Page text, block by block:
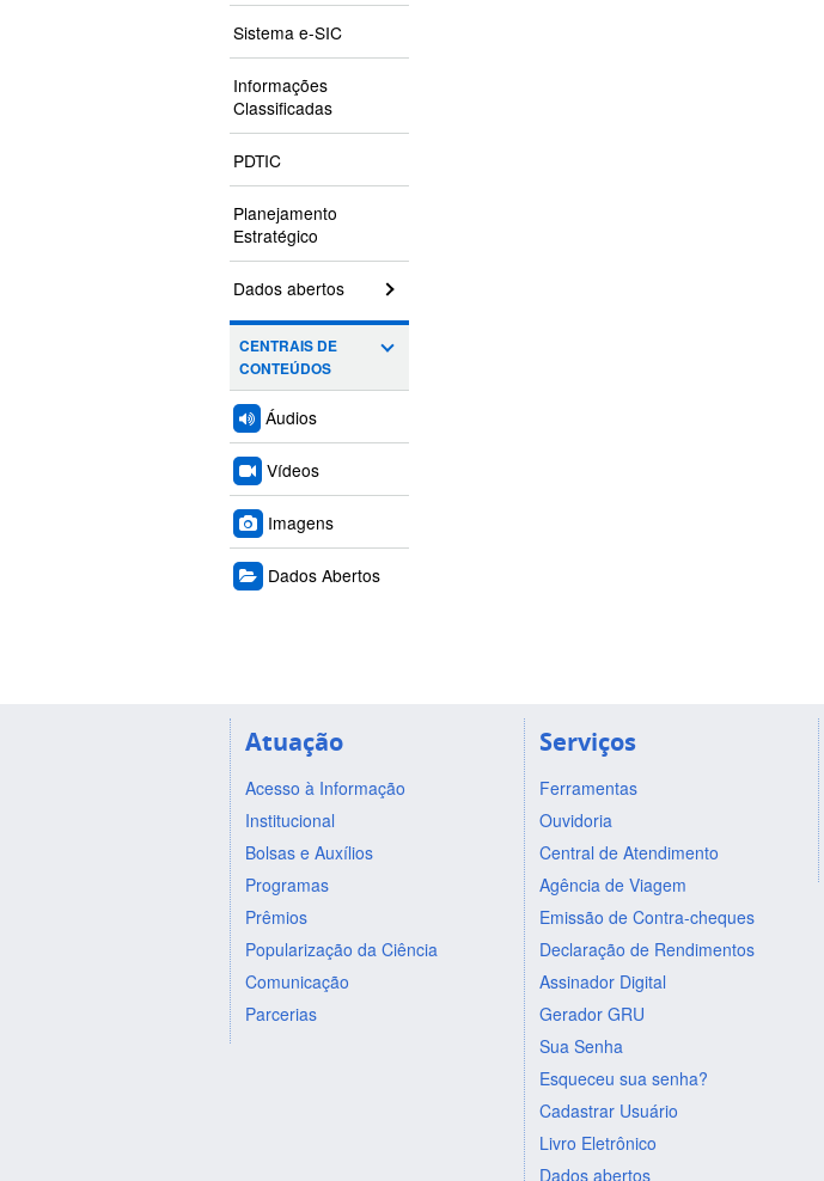
Sistema e-SIC
Informações
Classificadas
PDTIC
Planejamento
Estratégico
Dados abertos
CENTRAIS DE
CONTEÚDOS
Áudios
Vídeos
Imagens
Dados Abertos
Atuação
Acesso à Informação
Institucional
Bolsas e Auxílios
Programas
Prêmios
Popularização da Ciência
Comunicação
Parcerias
Serviços
Ferramentas
Ouvidoria
Central de Atendimento
Agência de Viagem
Emissão de Contra-cheques
Declaração de Rendimentos
Assinador Digital
Gerador GRU
Sua Senha
Esqueceu sua senha?
Cadastrar Usuário
Livro Eletrônico
Dados abertos